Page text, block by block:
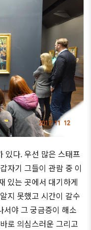
있다. 우선 많은 스태프
자기 그들이 관람 중 이
있는 곳에서 대기하게
지 못했고 시간이 갈수
야 그 궁금증이 해소
로 의심스러운 그리고